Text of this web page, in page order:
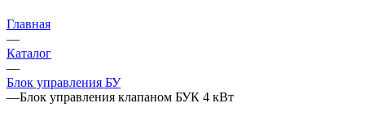
Главная
—
Каталог
—
Блок управления БУ
—Блок управления клапаном БУК 4 кВт